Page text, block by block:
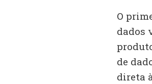
O
dados
de
direta